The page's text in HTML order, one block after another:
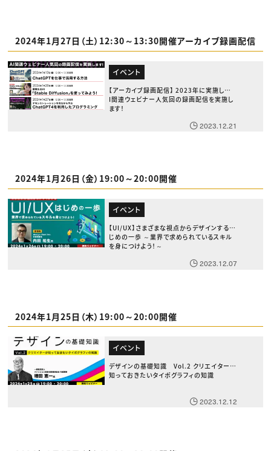
2024年1月27日（土）12:30～13:30開催アーカイブ録画配信
イベント
【アーカイブ録画配信】 2023年に実施したA
I関連ウェビナー人気回の録画配信を実施し
ます！
2023.12.21
2024年1月26日（金）19:00～20:00開催
イベント
【UI/UX】さまざまな視点からデザインするは
じめの一歩 ～業界で求められているスキル
を身につけよう！～
2023.12.07
2024年1月25日（木）19:00～20:00開催
イベント
デザインの基礎知識 Vol.2 クリエイターが
知っておきたいタイポグラフィの知識
2023.12.12